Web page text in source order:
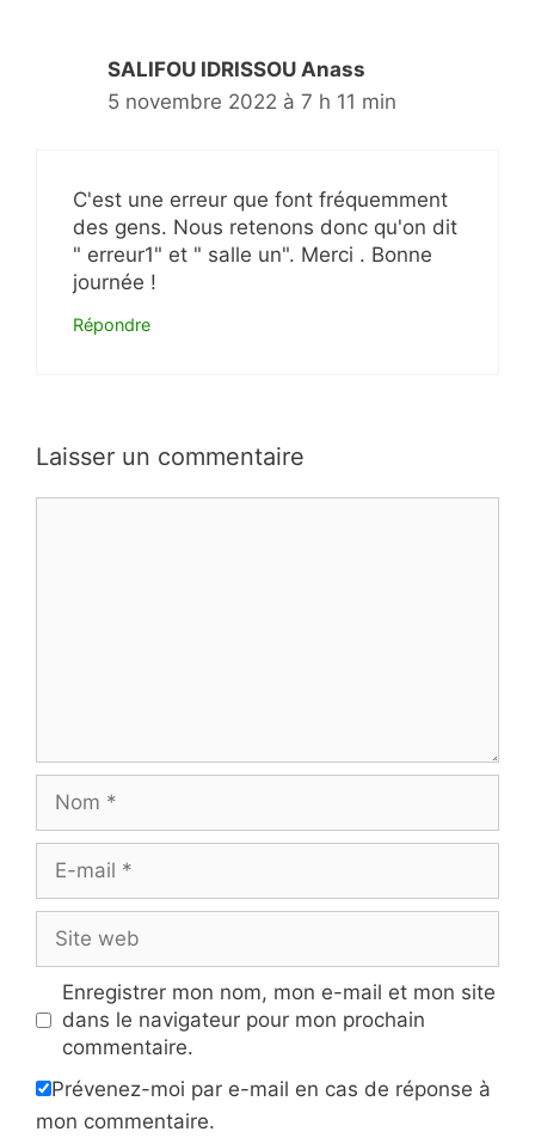
SALIFOU IDRISSOU Anass
5 novembre 2022 à 7 h 11 min
C'est une erreur que font fréquemment
des gens. Nous retenons donc qu'on dit
" erreur1" et " salle un". Merci . Bonne
journée !
Répondre
Laisser un commentaire
mail
web
Enregistrer mon nom, mon e-mail et mon site
dans le navigateur pour mon prochain
commentaire.
Prévenez-moi par e-mail en cas de réponse à
mon commentaire.